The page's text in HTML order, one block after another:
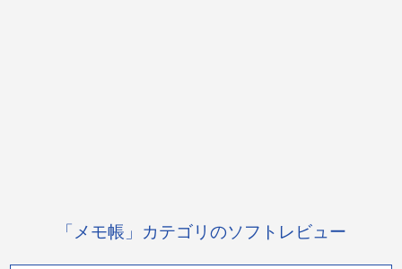
「メモ帳」カテゴリのソフトレビュー